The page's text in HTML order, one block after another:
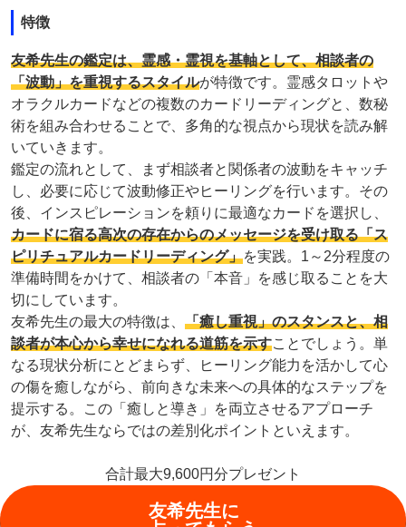
特徴
友希先生の鑑定は、霊感・霊視を基軸として、相談者の
「波動」を重視するスタイルが特徴です。霊感タロットや
オラクルカードなどの複数のカードリーディングと、数秘
術を組み合わせることで、多角的な視点から現状を読み解
いていきます。
鑑定の流れとして、まず相談者と関係者の波動をキャッチ
し、必要に応じて波動修正やヒーリングを行います。その
後、インスピレーションを頼りに最適なカードを選択し、
カードに宿る高次の存在からのメッセージを受け取る「ス
ピリチュアルカードリーディング」を実践。1～2分程度の
準備時間をかけて、相談者の「本音」を感じ取ることを大
切にしています。
友希先生の最大の特徴は、 「癒し重視」のスタンスと、相
談者が本心から幸せになれる道筋を示すことでしょう。単
なる現状分析にとどまらず、ヒーリング能力を活かして心
の傷を癒しながら、前向きな未来への具体的なステップを
提示する。この「癒しと導き」を両立させるアプローチ
が、友希先生ならではの差別化ポイントといえます。
合計最大9,600円分プレゼント
友希先生に